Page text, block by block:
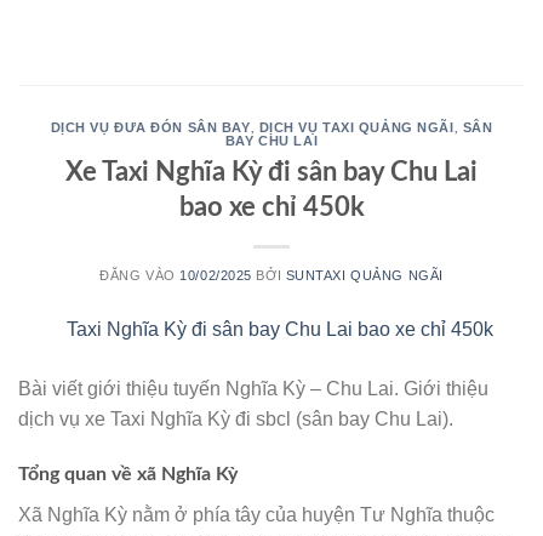
DỊCH VỤ ĐƯA ĐÓN SÂN BAY DỊCH VỤ TAXI QUẢNG NGÃI
SÂN
BAY CHU LAI
Xe Taxi Nghĩa Kỳ đi sân bay Chu Lai
bao xe chỉ 450k
ĐĂNG VÀO 10/02/2025 BỞI SUNTAXI QUẢNG NGÃI
Bài viết giới thiệu tuyến Nghĩa Kỳ – Chu Lai. Giới thiệu
dịch vụ xe Taxi Nghĩa Kỳ đi sbcl (sân bay Chu Lai).
Tổng quan về xã Nghĩa Kỳ
Xã Nghĩa Kỳ nằm ở phía tây của huyện Tư Nghĩa thuộc